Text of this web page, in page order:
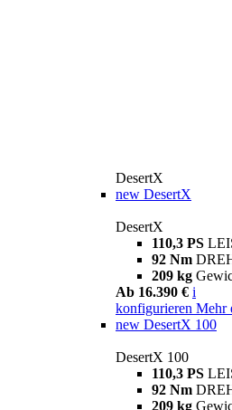
DesertX
new DesertX
DesertX
110,3 PS
92 Nm
209 kg
Ab 16.390 € i
konfigurieren Mehr
new DesertX 100
DesertX 100
110,3 PS
92 Nm
209 kg